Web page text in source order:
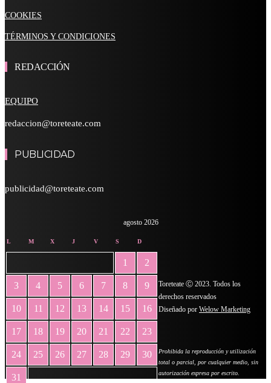
COOKIES
TÉRMINOS Y CONDICIONES
REDACCIÓN
EQUIPO
redaccion@toreteate.com
PUBLICIDAD
publicidad@toreteate.com
agosto 2026
L M X J V S D
1 2
3 4 5 6 7 8 9
10 11 12 13 14 15 16
17 18 19 20 21 22 23
24 25 26 27 28 29 30
31
Toreteate Ⓒ 2023. Todos los
derechos reservados
Diseñado por Welow Marketing
Prohibida la reproducción y utilización
total o parcial, por cualquier medio, sin
autorización expresa por escrito.